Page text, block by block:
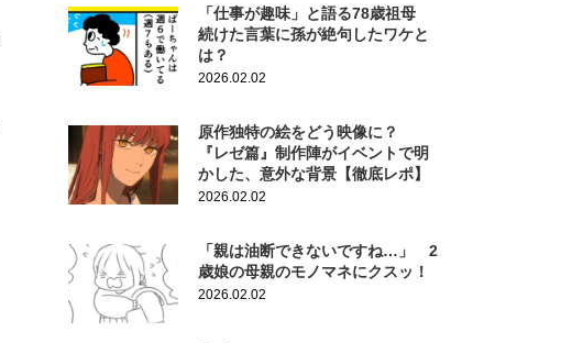
「仕事が趣味」と語る78歳祖母
続けた言葉に孫が絶句したワケと
は？
2026.02.02
原作独特の絵をどう映像に？
『レゼ篇』制作陣がイベントで明
かした、意外な背景【徹底レポ】
2026.02.02
「親は油断できないですね…」 2
歳娘の母親のモノマネにクスッ！
2026.02.02